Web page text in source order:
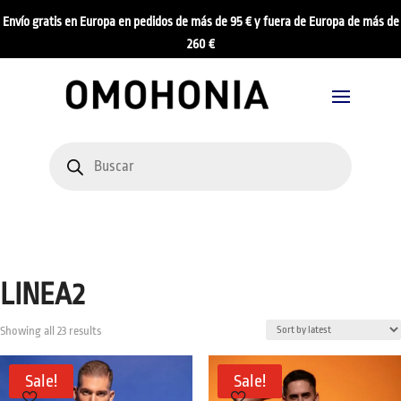
Envío gratis en Europa en pedidos de más de 95 € y fuera de Europa de más de
260 €
search
LINEA2
Showing all 23 resultsSorted
by
latest
Sale! Sale!